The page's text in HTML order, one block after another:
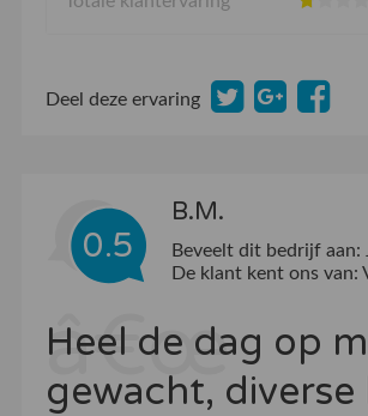
Deel deze ervaring
0.5
B.M.
Beveelt dit bedrijf aan:
De klant kent ons van:
Heel de dag op
gewacht, diverse